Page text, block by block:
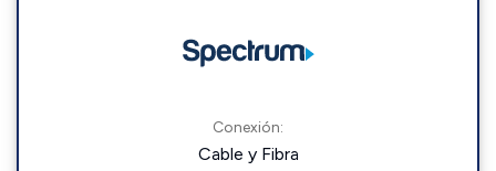
Conexión:
Cable y Fibra